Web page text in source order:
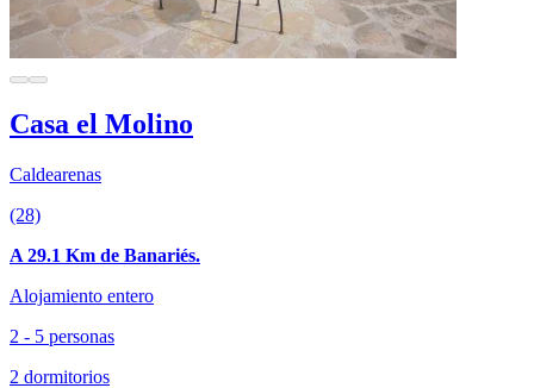
Casa el Molino
Caldearenas
(28)
A 29.1 Km de Banariés.
Alojamiento entero
2 - 5 personas
2 dormitorios